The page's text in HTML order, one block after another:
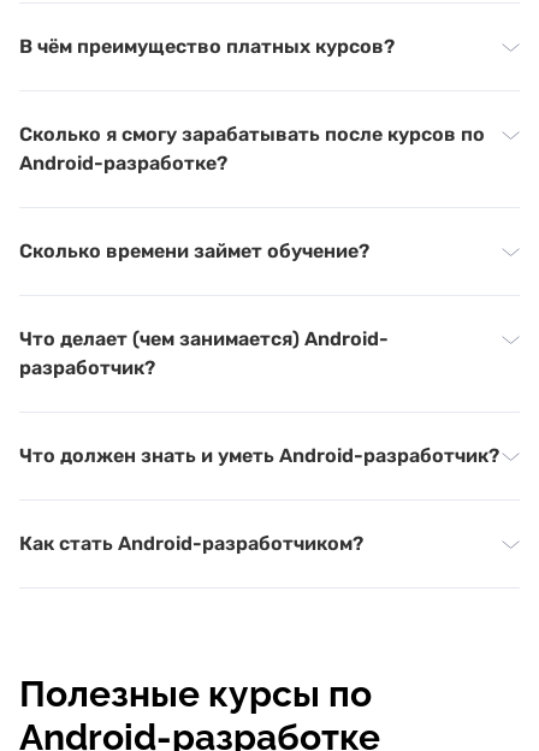
В чём преимущество платных курсов?
Сколько я смогу зарабатывать после курсов по
Android-разработке?
Сколько времени займет обучение?
Что делает (чем занимается) Android-
разработчик?
Что должен знать и уметь Android-разработчик?
Как стать Android-разработчиком?
Полезные курсы по
Android-разработке